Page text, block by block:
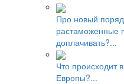
Про новый
растаможенные
доплачивать?...
Что происходит
Европы?...